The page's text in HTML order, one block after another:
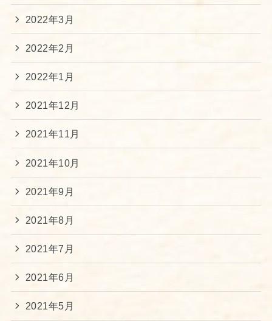
2022年3月
2022年2月
2022年1月
2021年12月
2021年11月
2021年10月
2021年9月
2021年8月
2021年7月
2021年6月
2021年5月